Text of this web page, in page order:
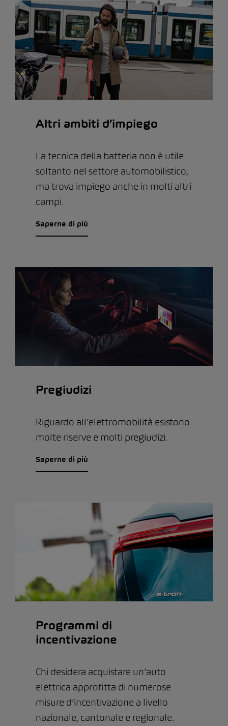
Altri ambiti d’impiego
La tecnica della batteria non è utile
soltanto nel settore automobilistico,
ma trova impiego anche in molti altri
campi.
Saperne di più
Pregiudizi
Riguardo all’elettromobilità esistono
molte riserve e molti pregiudizi.
Saperne di più
Programmi di
incentivazione
Chi desidera acquistare un’auto
elettrica approfitta di numerose
misure d’incentivazione a livello
nazionale, cantonale e regionale.